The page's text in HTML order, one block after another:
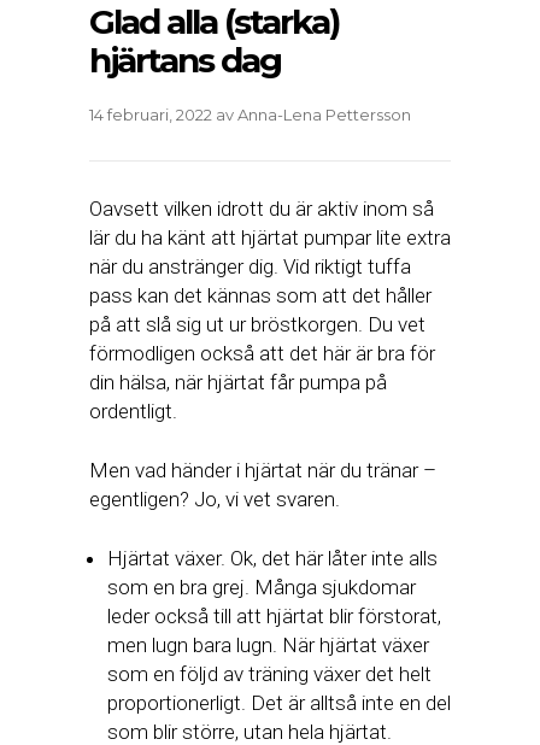
Glad alla (starka)
hjärtans dag
14 februari, 2022 avAnna-Lena Pettersson
Oavsett vilken idrott du är aktiv inom så
lär du ha känt att hjärtat pumpar lite extra
när du anstränger dig. Vid riktigt tuffa
pass kan det kännas som att det håller
på att slå sig ut ur bröstkorgen. Du vet
förmodligen också att det här är bra för
din hälsa, när hjärtat får pumpa på
ordentligt.
Men vad händer i hjärtat när du tränar –
egentligen? Jo, vi vet svaren.
Hjärtat växer. Ok, det här låter inte alls
som en bra grej. Många sjukdomar
leder också till att hjärtat blir förstorat,
men lugn bara lugn. När hjärtat växer
som en följd av träning växer det helt
proportionerligt. Det är alltså inte en del
som blir större, utan hela hjärtat.